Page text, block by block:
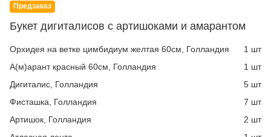
Предзаказ
Букет дигиталисов с артишоками и амарантом
Орхидея на ветке цимбидиум желтая 60см, Голландия
1 шт
А(м)арант красный 60см, Голландия
1 шт
Дигиталис, Голландия
5 шт
Фисташка, Голландия
7 шт
Артишок, Голландия
2 шт